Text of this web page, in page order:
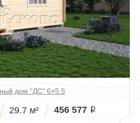
дом "ДС" 6×5.5
29.7 м² 456 577 i